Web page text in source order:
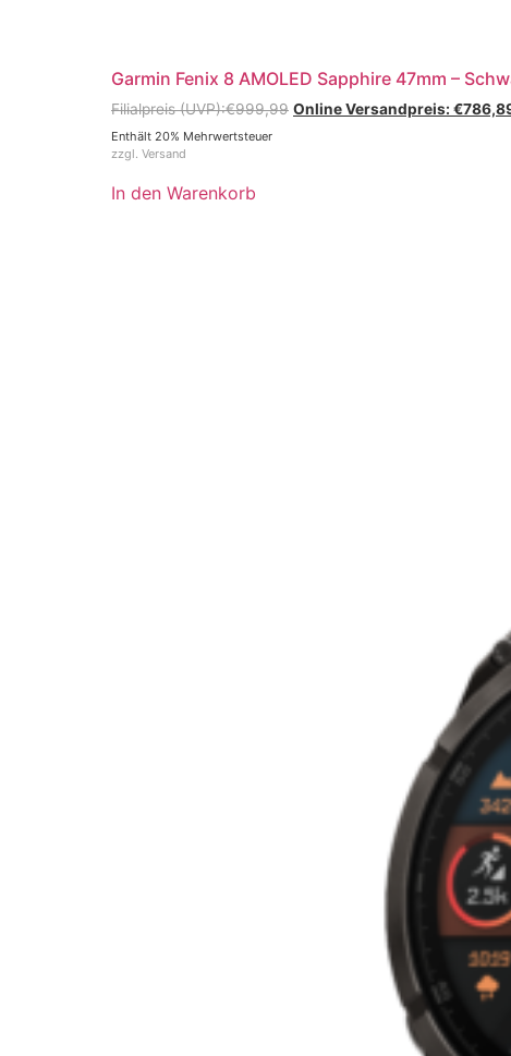
Garmin Fenix 8 AMOLED Sapphire 47mm –
€999,99 €
Enthält 20% Mehrwertsteuer
zzgl. Versand
In den Warenkorb